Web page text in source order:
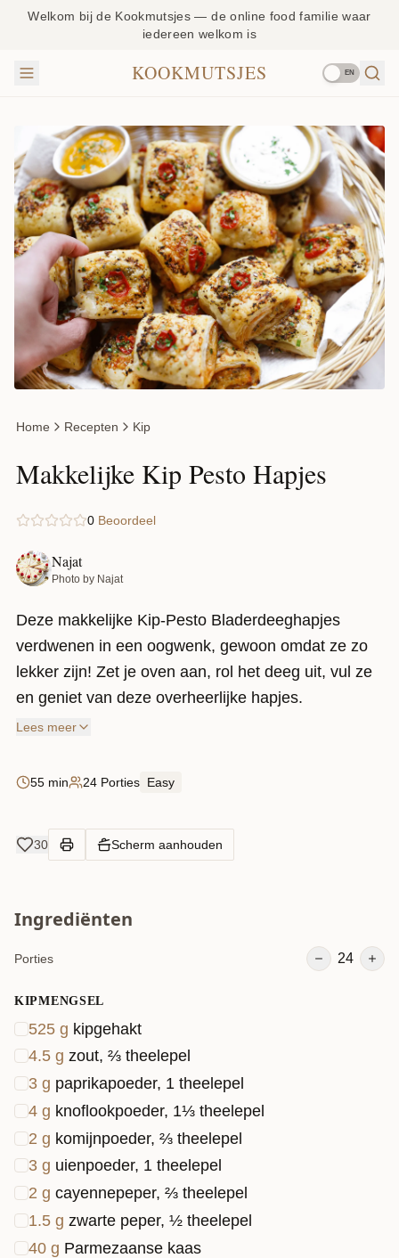
Welkom bij de Kookmutsjes — de online food familie waar
iedereen welkom is
KOOKMUTSJES EN
Home Recepten Kip
Makkelijke Kip Pesto Hapjes
0 Beoordeel
Najat
Photo by Najat
Deze makkelijke Kip-Pesto Bladerdeeghapjes
verdwenen in een oogwenk, gewoon omdat ze zo
lekker zijn! Zet je oven aan, rol het deeg uit, vul ze
en geniet van deze overheerlijke hapjes.
Lees meer
55 min 24 Porties Easy
30 Scherm aanhouden
Ingrediënten
Porties 24
KIPMENGSEL
525 g kipgehakt
4.5 g zout, ⅔ theelepel
3 g paprikapoeder, 1 theelepel
4 g knoflookpoeder, 1⅓ theelepel
2 g komijnpoeder, ⅔ theelepel
3 g uienpoeder, 1 theelepel
2 g cayennepeper, ⅔ theelepel
1.5 g zwarte peper, ½ theelepel
40 g Parmezaanse kaas